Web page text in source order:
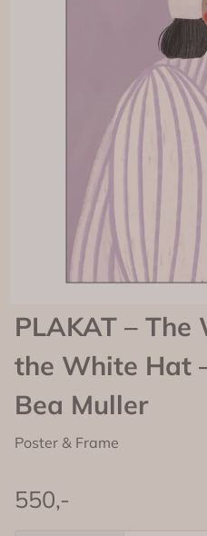
PLAKAT –
the White Hat
Bea Muller
Poster & Frame
550,-